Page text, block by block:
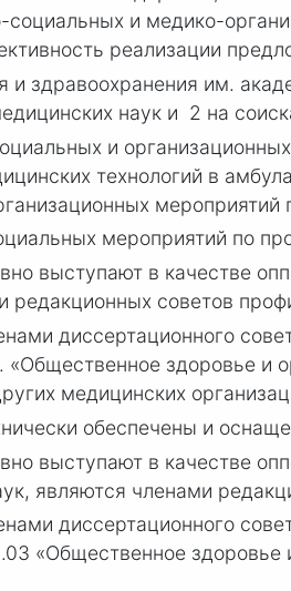
и медико-
реализации
и здравоохранения им.
наук и 2 на
и
технологий в
мероприятий по
выступают в качестве
редакционных советов
диссертационного
«Общественное здоровье и
медицинских
обеспечены и
выступают в качестве
являются членами
диссертационного
«Общественное